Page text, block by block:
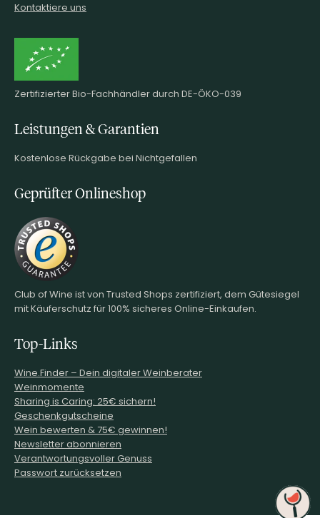
Kontaktiere uns
Zertifizierter Bio-Fachhändler durch DE-ÖKO-039
Leistungen & Garantien
Kostenlose Rückgabe bei Nichtgefallen
Geprüfter Onlineshop
Club of Wine ist von Trusted Shops zertifiziert, dem Gütesiegel
mit Käuferschutz für 100% sicheres Online-Einkaufen.
Top-Links
Wine.Finder – Dein digitaler Weinberater
Weinmomente
Sharing is Caring: 25€ sichern!
Geschenkgutscheine
Wein bewerten & 75€ gewinnen!
Newsletter abonnieren
Verantwortungsvoller Genuss
Passwort zurücksetzen